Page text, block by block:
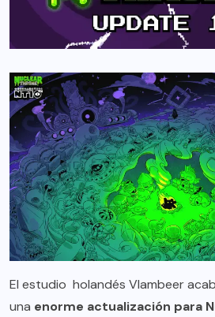
El estudio holandés Vlambeer
una enorme actualización para